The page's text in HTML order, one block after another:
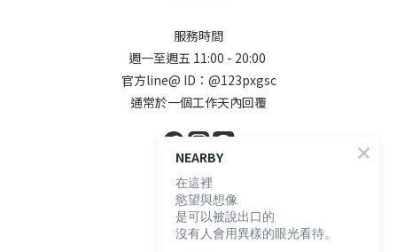
服務時間
週一至週五 11:00 - 20:00
官方line@ ID：@123pxgsc
通常於一個工作天內回覆
顧客服務
購物須知
NEARBY
在這裡
慾望與想像
是可以被說出口的
沒有人會用異樣的眼光看待。